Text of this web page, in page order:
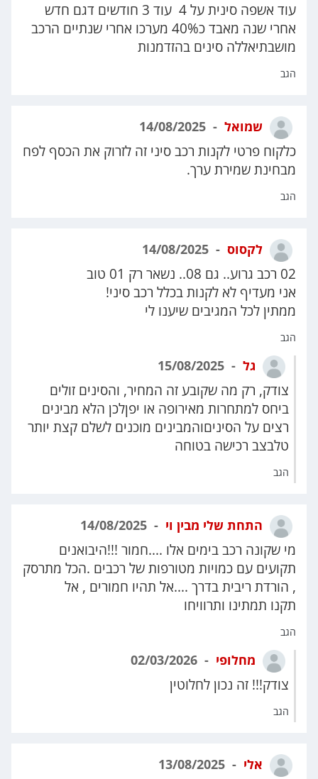
עוד אשפה סינית על 4 עוד 3 חודשים דגם חדש
אחרי שנה מאבד כ40% מערכו אחרי שנתיים הרכב
מושבתיאללה סינים בהזדמנות
הגב
שמואל
כלקוח פרטי לקנות רכב סיני זה לזרוק את הכסף לפח
מבחינת שמירת ערך.
הגב
לקסוס
02 רכב גרוע.. גם 08.. נשאר רק 01 טוב
אני מעדיף לא לקנות בכלל רכב סיני!
ממתין לכל המגיבים שיענו לי
הגב
גל
צודק, רק מה שקובע זה המחיר, והסינים זולים
ביחס למתחרות מאירופה או יפןלכן הלא מבינים
רצים על הסיניםוהמבינים מוכנים לשלם קצת יותר
טלבצב רכישה בטוחה
הגב
התחת שלי מבין וי
מי שקונה רכב בימים אלו ....חמור !!!היבואנים
תקועים עם כמויות מטורפות של רכבים .הכל מתרסק
, הורדת ריבית בדרך ....אל תהיו חמורים , אל
תקנו תמתינו ותרוויחו
הגב
מחלופי
צודק!!! זה נכון לחלוטין
הגב
אלי